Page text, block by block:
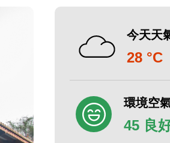
今天天
28 °C
環境空
45 良